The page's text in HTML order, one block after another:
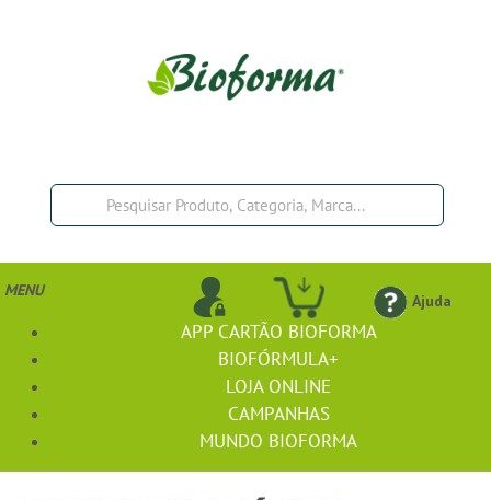
Ajuda
MENU
APP CARTÃO BIOFORMA
BIOFÓRMULA+
LOJA ONLINE
CAMPANHAS
MUNDO BIOFORMA